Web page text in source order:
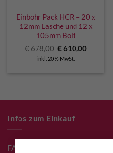
Einbohr Pack HCR – 20 x
12mm Lasche und 12 x
105mm Bolt
€678,00 Ursprünglicher
war:
€610,00Aktueller
inkl. 20 % MwSt.
Infos zum Einkauf
FAQ